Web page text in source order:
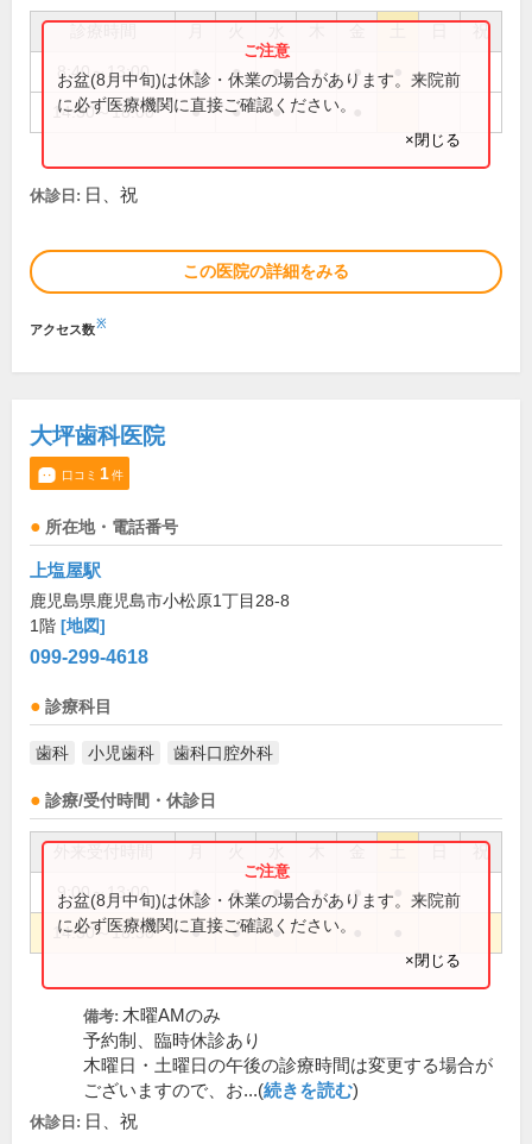
祝
8:40～13:00 ● ● ● ● ●
14:30～18:00 ● ● ●
お盆(8月中旬)は休診・休業の場合があります。来院前
に必ず医療機関に直接ご確認ください。
×閉じる
休診日: 日、祝
この医院の詳細をみる
アクセス数※
大坪歯科医院
口コミ 1件
所在地・電話番号
上塩屋駅
鹿児島県鹿児島市小松原1丁目28-8
1階 [地図]
099-299-4618
診療科目
歯科 小児歯科 歯科口腔外科
診療/受付時間・休診日
祝
9:00～13:00 ● ● ● ● ●
14:30～18:30 ● ● ●
お盆(8月中旬)は休診・休業の場合があります。来院前
に必ず医療機関に直接ご確認ください。
×閉じる
備考: 木曜AMのみ
予約制、臨時休診あり
木曜日・土曜日の午後の診療時間は変更する場合が
ございますので、お...(続きを読む)
休診日: 日、祝